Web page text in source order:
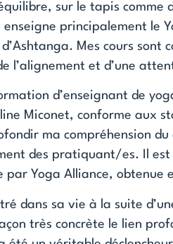
sur le tapis
principalement le
Mes cours sont
l’alignement et d’une
d’enseignant de
Miconet, conforme aux
ma compréhension
des pratiquant/es. Il
par Yoga Alliance, obtenue
dans sa vie à la suite
très concrète le lien